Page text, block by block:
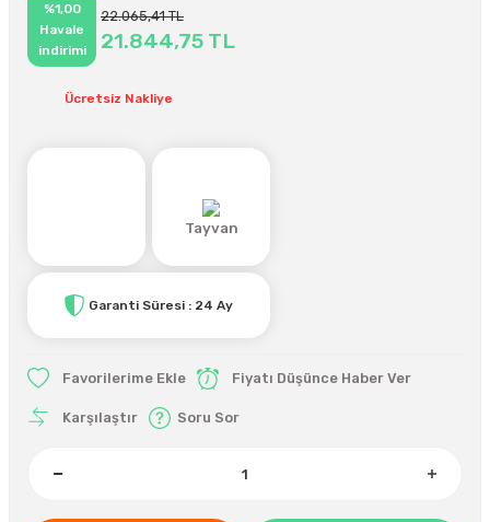
%1,00
Havale
indirimi
22.065,41 TL
21.844,75 TL
Ücretsiz Nakliye
Tayvan
Garanti Süresi : 24 Ay
Fiyatı Düşünce Haber Ver
Karşılaştır Soru Sor